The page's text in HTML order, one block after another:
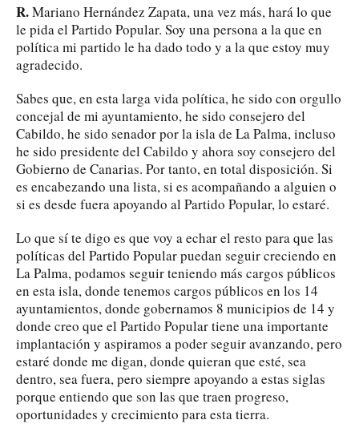
R.Mariano Hernández Zapata, una vez más, hará lo que
le pida el Partido Popular. Soy una persona a la que en
política mi partido le ha dado todo y a la que estoy muy
agradecido.
Sabes que, en esta larga vida política, he sido con orgullo
concejal de mi ayuntamiento, he sido consejero del
Cabildo, he sido senador por la isla de La Palma, incluso
he sido presidente del Cabildo y ahora soy consejero del
Gobierno de Canarias. Por tanto, en total disposición. Si
es encabezando una lista, si es acompañando a alguien o
si es desde fuera apoyando al Partido Popular, lo estaré.
Lo que sí te digo es que voy a echar el resto para que las
políticas del Partido Popular puedan seguir creciendo en
La Palma, podamos seguir teniendo más cargos públicos
en esta isla, donde tenemos cargos públicos en los 14
ayuntamientos, donde gobernamos 8 municipios de 14 y
donde creo que el Partido Popular tiene una importante
implantación y aspiramos a poder seguir avanzando, pero
estaré donde me digan, donde quieran que esté, sea
dentro, sea fuera, pero siempre apoyando a estas siglas
porque entiendo que son las que traen progreso,
oportunidades y crecimiento para esta tierra.